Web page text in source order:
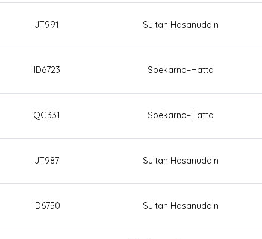
JT991 Sultan Hasanuddin
ID6723 Soekarno–Hatta
QG331 Soekarno–Hatta
JT987 Sultan Hasanuddin
ID6750 Sultan Hasanuddin